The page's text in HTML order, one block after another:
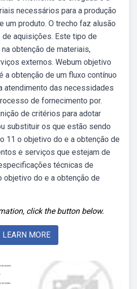
necessários para a produção
um produto. O trecho faz alusão
de aquisições. Este tipo de
obtenção de materiais,
externos. Webum objetivo
a obtenção de um fluxo contínuo
atendimento das necessidades
de fornecimento por.
de critérios para adotar
substituir os que estão sendo
11 o objetivo do e a obtenção de
e serviços que estejam de
técnicas de
objetivo do e a obtenção de
click the button below.
LEARN MORE